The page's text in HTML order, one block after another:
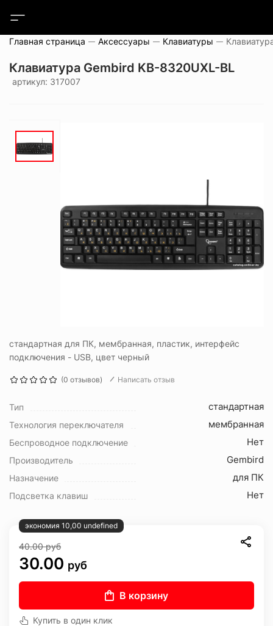
Главная страница Аксессуары Клавиатуры
Клавиатура Gembird KB-8320UXL-BL
артикул: 317007
стандартная для ПК, мембранная, пластик, интерфейс
подключения - USB, цвет черный
(0 отзывов) Написать отзыв
Тип стандартная
Технология переключателя мембранная
Беспроводное подключение Нет
Производитель Gembird
Назначение для ПК
Подсветка клавиш Нет
экономия 10,00 undefined
40.00руб
30.00 руб
В корзину
Купить в один клик